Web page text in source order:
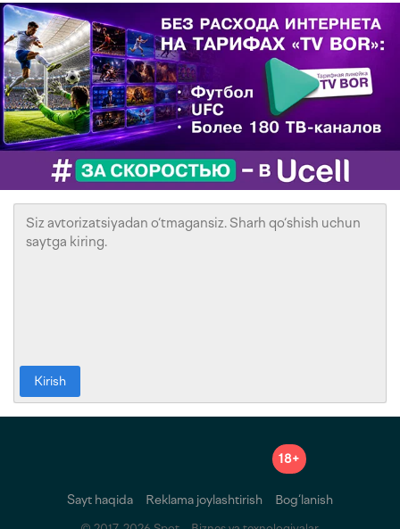
Kirish
18+
Sayt haqida Reklama joylashtirish Bog‘lanish